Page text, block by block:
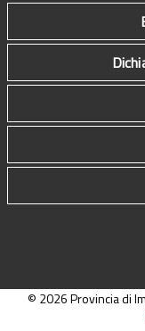
© 2026 Provincia di